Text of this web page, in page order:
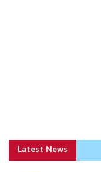
Latest News